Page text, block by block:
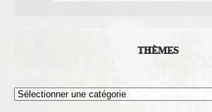
THÈMES
Thèmes